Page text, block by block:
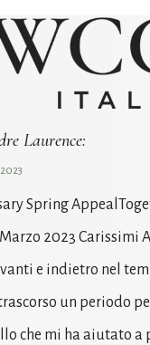
Laurence:
Spring
2023 Carissimi
e indietro nel
un periodo
che mi ha aiutato a